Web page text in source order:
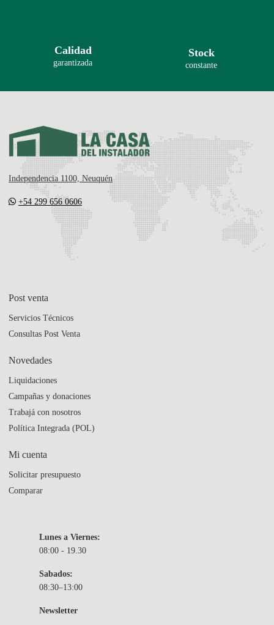
Calidad
garantizada
Stock
constante
Independencia 1100, Neuquén
+54 299 656 0606
Post venta
Servicios Técnicos
Consultas Post Venta
Novedades
Liquidaciones
Campañas y donaciones
Trabajá con nosotros
Política Integrada (POL)
Mi cuenta
Solicitar presupuesto
Comparar
Lunes a Viernes:
08:00 - 19.30
Sabados:
08:30–13:00
Newsletter